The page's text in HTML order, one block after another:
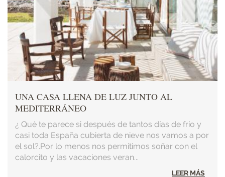
UNA CASA LLENA DE LUZ JUNTO AL
MEDITERRÁNEO
¿ Qué te parece si después de tantos días de frío y
casi toda España cubierta de nieve nos vamos a por
el sol?.Por lo menos nos permitimos soñar con el
calorcito y las vacaciones veran...
LEER MÁS